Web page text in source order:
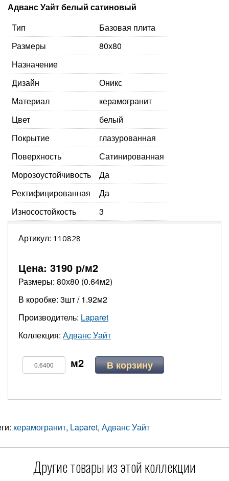
Адванс Уайт белый сатиновый
Тип
Базовая плита
Размеры
80х80
Назначение
Дизайн
Оникс
Материал
керамогранит
Цвет
белый
Покрытие
глазурованная
Поверхность
Сатинированная
Морозоустойчивость
Да
Ректифицированная
Да
Износостойкость
3
Артикул: 110828
Цена: 3190 р/м2
Размеры: 80х80 (0.64м2)
В коробке: 3шт / 1.92м2
Производитель: Laparet
Коллекция: Адванс Уайт
В корзину
керамогранит, Laparet, Адванс Уайт
Другие товары из этой коллекции